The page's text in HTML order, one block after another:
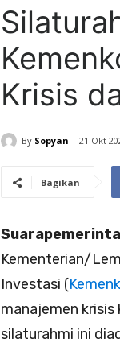
Krisis
By Sopyan 21 Okt
Bagikan
Kementerian/
Investasi (
manajemen
silaturahmi ini